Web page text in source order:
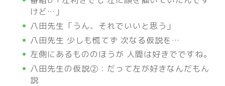
けど…」
八田先生「うん、それでいいと思う」
八田先生 少しも慌てず 次なる仮説を…
左側にあるもののほうが 人間は好きでですね。
八田先生の仮説②：だって左が好きなんだもん
説